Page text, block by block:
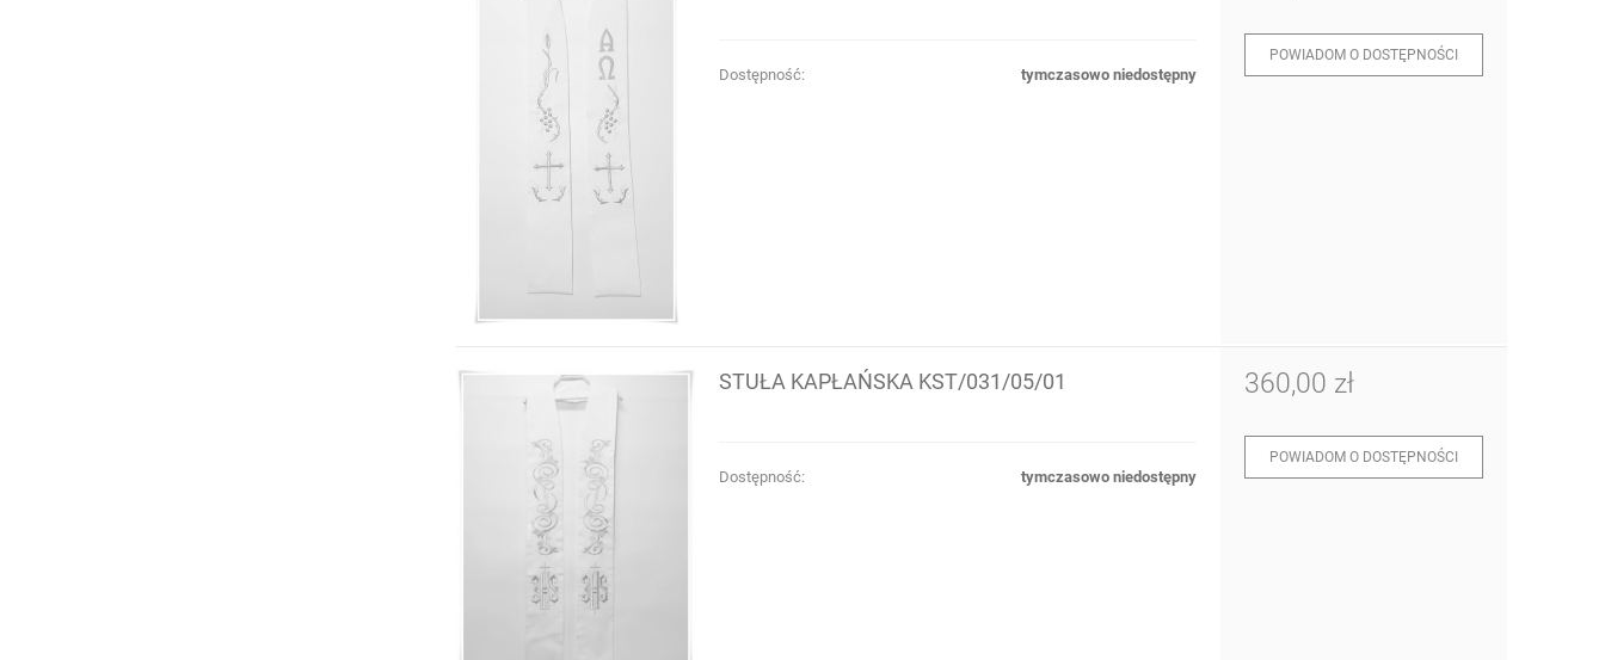
Dostępność: tymczasowo niedostępny
POWIADOM O DOSTĘPNOŚCI
STUŁA KAPŁAŃSKA KST/031/05/01
Dostępność: tymczasowo niedostępny
360,00 zł
POWIADOM O DOSTĘPNOŚCI